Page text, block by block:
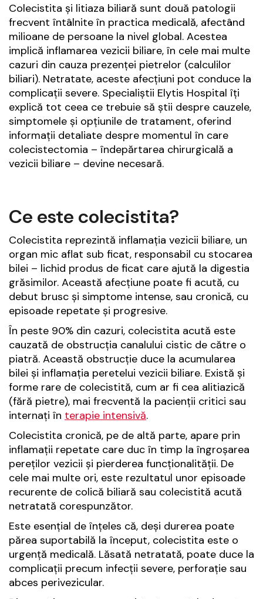
Colecistita și litiaza biliară sunt două patologii
frecvent întâlnite în practica medicală, afectând
milioane de persoane la nivel global. Acestea
implică inflamarea vezicii biliare, în cele mai multe
cazuri din cauza prezenței pietrelor (calculilor
biliari). Netratate, aceste afecțiuni pot conduce la
complicații severe. Specialiștii Elytis Hospital îți
explică tot ceea ce trebuie să știi despre cauzele,
simptomele și opțiunile de tratament, oferind
informații detaliate despre momentul în care
colecistectomia – îndepărtarea chirurgicală a
vezicii biliare – devine necesară.
Ce este colecistita?
Colecistita reprezintă inflamația vezicii biliare, un
organ mic aflat sub ficat, responsabil cu stocarea
bilei – lichid produs de ficat care ajută la digestia
grăsimilor. Această afecțiune poate fi acută, cu
debut brusc și simptome intense, sau cronică, cu
episoade repetate și progresive.
În peste 90% din cazuri, colecistita acută este
cauzată de obstrucția canalului cistic de către o
piatră. Această obstrucție duce la acumularea
bilei și inflamația peretelui vezicii biliare. Există și
forme rare de colecistită, cum ar fi cea alitiazică
(fără pietre), mai frecventă la pacienții critici sau
internați în terapie intensivă.
Colecistita cronică, pe de altă parte, apare prin
inflamații repetate care duc în timp la îngroșarea
pereților vezicii și pierderea funcționalității. De
cele mai multe ori, este rezultatul unor episoade
recurente de colică biliară sau colecistită acută
netratată corespunzător.
Este esențial de înțeles că, deși durerea poate
părea suportabilă la început, colecistita este o
urgență medicală. Lăsată netratată, poate duce la
complicații precum infecții severe, perforație sau
abces perivezicular.